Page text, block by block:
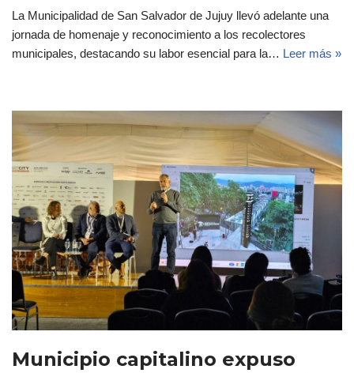
La Municipalidad de San Salvador de Jujuy llevó adelante una
jornada de homenaje y reconocimiento a los recolectores
municipales, destacando su labor esencial para la… Leer más »
Municipio capitalino expuso